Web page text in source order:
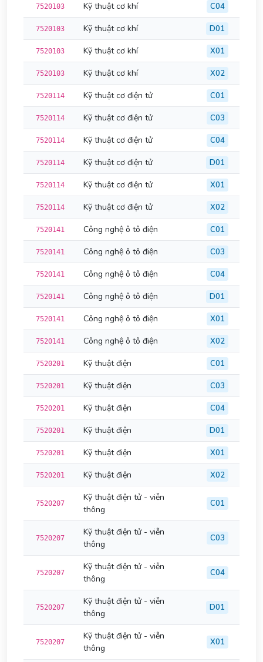
7520103 Kỹ thuật cơ khí C04
7520103 Kỹ thuật cơ khí D01
7520103 Kỹ thuật cơ khí X01
7520103 Kỹ thuật cơ khí X02
7520114 Kỹ thuật cơ điện tử C01
7520114 Kỹ thuật cơ điện tử C03
7520114 Kỹ thuật cơ điện tử C04
7520114 Kỹ thuật cơ điện tử D01
7520114 Kỹ thuật cơ điện tử X01
7520114 Kỹ thuật cơ điện tử X02
7520141 Công nghệ ô tô điện C01
7520141 Công nghệ ô tô điện C03
7520141 Công nghệ ô tô điện C04
7520141 Công nghệ ô tô điện D01
7520141 Công nghệ ô tô điện X01
7520141 Công nghệ ô tô điện X02
7520201 Kỹ thuật điện C01
7520201 Kỹ thuật điện C03
7520201 Kỹ thuật điện C04
7520201 Kỹ thuật điện D01
7520201 Kỹ thuật điện X01
7520201 Kỹ thuật điện X02
7520207
Kỹ thuật điện tử - viễn
thông
C01
7520207
Kỹ thuật điện tử - viễn
thông
C03
7520207
Kỹ thuật điện tử - viễn
thông
C04
7520207
Kỹ thuật điện tử - viễn
thông
D01
7520207
Kỹ thuật điện tử - viễn
thông
X01